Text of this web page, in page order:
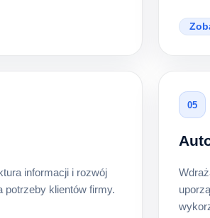
informacji i rozwój
potrzeby klientów firmy.
05